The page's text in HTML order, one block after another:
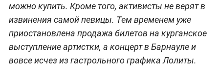
можно купить. Кроме того, активисты не верят в
извинения самой певицы. Тем временем уже
приостановлена продажа билетов на курганское
выступление артистки, а концерт в Барнауле и
вовсе исчез из гастрольного графика Лолиты.